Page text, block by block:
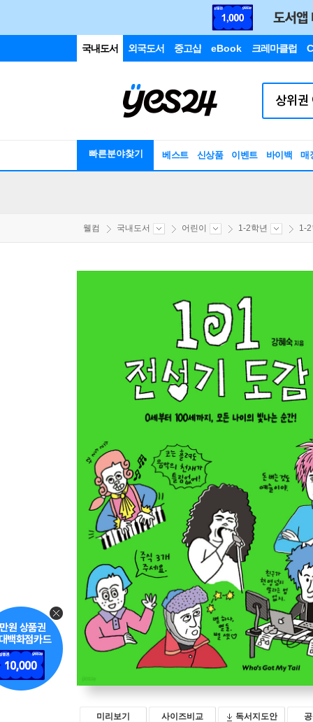
국내도서 외국도서 중고샵 eBook 크레마클럽
빠른분야찾기 베스트 신상품 이벤트 바이백 매
웰컴 국내도서 어린이 1-2학년 1-
미리보기 사이즈비교 독서지도안